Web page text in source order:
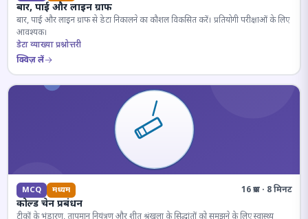
बार, पाई और लाइन ग्राफ
बार, पाई और लाइन ग्राफ से डेटा निकालने का कौशल विकसित करें। प्रतियोगी परीक्षाओं के लिए
आवश्यक।
डेटा व्याख्या प्रश्नोत्तरी
क्विज़ लें
MCQ मध्यम 16 प्रश्न · 8 मिनट
कोल्ड चेन प्रबंधन
टीकों के भंडारण, तापमान नियंत्रण और शीत श्रृंखला के सिद्धांतों को समझने के लिए स्वास्थ्य